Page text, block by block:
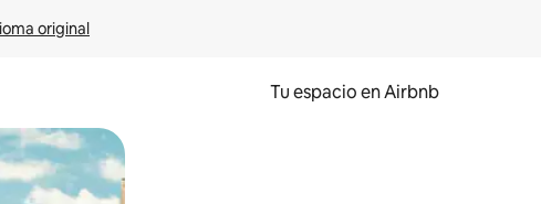
original
Tu espacio en Airbnb